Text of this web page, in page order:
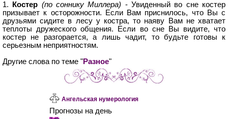
1.
Костер (по соннику Миллера) - Увиденный во сне костер
призывает к осторожности. Если Вам приснилось, что Вы с
друзьями сидите в лесу у костра, то наяву Вам не хватает
теплоты дружеского общения. Если во сне Вы видите, что
костер не разгорается, а лишь чадит, то будьте готовы к
серьезным неприятностям.
Другие слова по теме "Разное"
Ангельская нумерология
Прогнозы на день